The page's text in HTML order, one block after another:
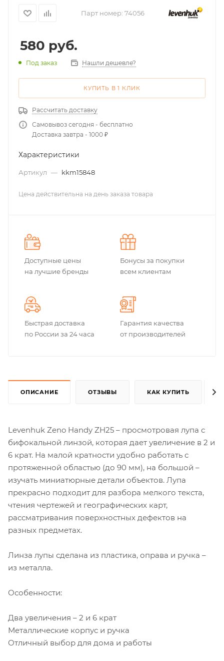
Парт номер: 74056
580 руб.
Под заказ Нашли дешевле?
КУПИТЬ В 1 КЛИК
Рассчитать доставку
Самовывоз сегодня - бесплатно
Доставка завтра - 1000 ₽
Характеристики
Артикул — kkm15848
Цена действительна на день заказа товара
Доступные цены
на лучшие бренды
Бонусы за покупки
всем клиентам
Быстрая доставка
по России за 24 часа
Гарантия качества
от производителей
ОПИСАНИЕ ОТЗЫВЫ КАК КУПИТЬ
Levenhuk Zeno Handy ZH25 – просмотровая лупа с
бифокальной линзой, которая дает увеличение в 2 и
6 крат. На малой кратности удобно работать с
протяженной областью (до 90 мм), на большой –
изучать миниатюрные детали объектов. Лупа
прекрасно подходит для разбора мелкого текста,
чтения чертежей и географических карт,
рассматривания поверхностных дефектов на
разных предметах.
Линза лупы сделана из пластика, оправа и ручка –
из металла.
Особенности:
Два увеличения – 2 и 6 крат
Металлические корпус и ручка
Отличный выбор для дома и работы